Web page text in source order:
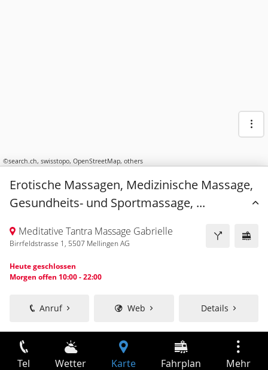
©search.ch, swisstopo, OpenStreetMap, others
Erotische Massagen, Medizinische Massage,
Gesundheits- und Sportmassage, ...
Meditative Tantra Massage Gabrielle
Birrfeldstrasse 1, 5507 Mellingen AG
Heute geschlossen
Morgen offen 10:00 - 22:00
Anruf Web Details
Tel Wetter Karte Fahrplan Mehr